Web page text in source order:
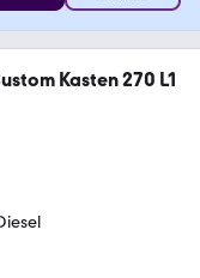
Kasten 270 L1